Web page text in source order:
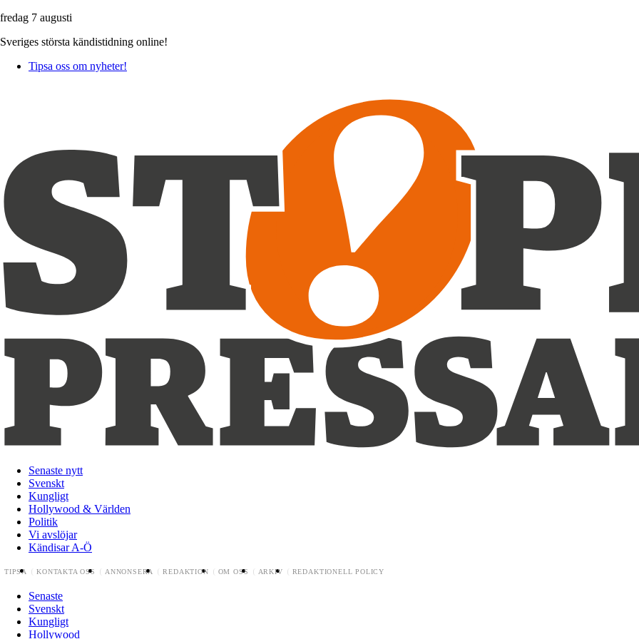
fredag 7 augusti
Sveriges största kändistidning online!
Tipsa oss om nyheter!
Senaste nytt
Svenskt
Kungligt
Hollywood & Världen
Politik
Vi avslöjar
Kändisar A-Ö
TIPSA KONTAKTA OSS ANNONSERA REDAKTION OM OSS ARKIV REDAKTIONELL POLICY
Senaste
Svenskt
Kungligt
Hollywood